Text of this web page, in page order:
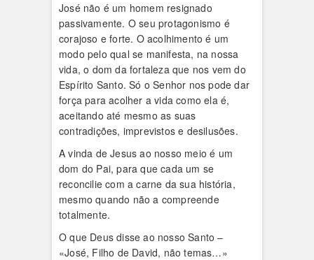
José não é um homem resignado
passivamente. O seu protagonismo é
corajoso e forte. O acolhimento é um
modo pelo qual se manifesta, na nossa
vida, o dom da fortaleza que nos vem do
Espírito Santo. Só o Senhor nos pode dar
força para acolher a vida como ela é,
aceitando até mesmo as suas
contradições, imprevistos e desilusões.
A vinda de Jesus ao nosso meio é um
dom do Pai, para que cada um se
reconcilie com a carne da sua história,
mesmo quando não a compreende
totalmente.
O que Deus disse ao nosso Santo –
«José, Filho de David, não temas…»